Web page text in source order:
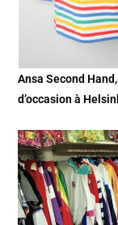
Ansa Second
d’occasion à